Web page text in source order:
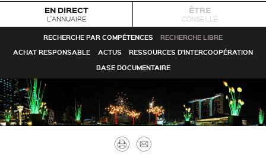
EN DIRECT
L'ANNUAIRE
ÊTRE
CONSEILLÉ
RECHERCHE PAR COMPÉTENCES
RECHERCHE LIBRE
ACHAT RESPONSABLE
ACTUS
RESSOURCES D'INTERCOOPÉRATION
BASE DOCUMENTAIRE
Imprimer